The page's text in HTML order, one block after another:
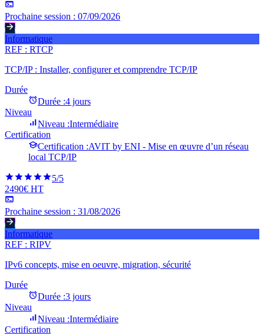
Prochaine session : 07/09/2026
Informatique
REF : RTCP
TCP/IP : Installer, configurer et comprendre TCP/IP
Durée
Durée :4 jours
Niveau
Niveau :Intermédiaire
Certification
Certification :AVIT by ENI - Mise en œuvre d’un réseau
local TCP/IP
5/5
2490€ HT
Prochaine session : 31/08/2026
Informatique
REF : RIPV
IPv6 concepts, mise en oeuvre, migration, sécurité
Durée
Durée :3 jours
Niveau
Niveau :Intermédiaire
Certification